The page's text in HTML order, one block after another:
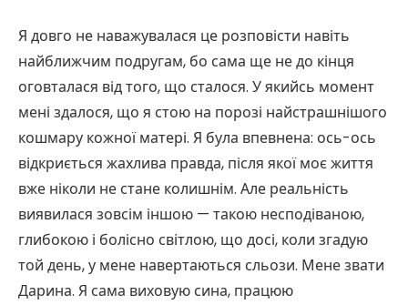
Я довго не наважувалася це розповісти навіть
найближчим подругам, бо сама ще не до кінця
оговталася від того, що сталося. У якийсь момент
мені здалося, що я стою на порозі найстрашнішого
кошмару кожної матері. Я була впевнена: ось-ось
відкриється жахлива правда, після якої моє життя
вже ніколи не стане колишнім. Але реальність
виявилася зовсім іншою — такою несподіваною,
глибокою і болісно світлою, що досі, коли згадую
той день, у мене навертаються сльози. Мене звати
Дарина. Я сама виховую сина, працюю